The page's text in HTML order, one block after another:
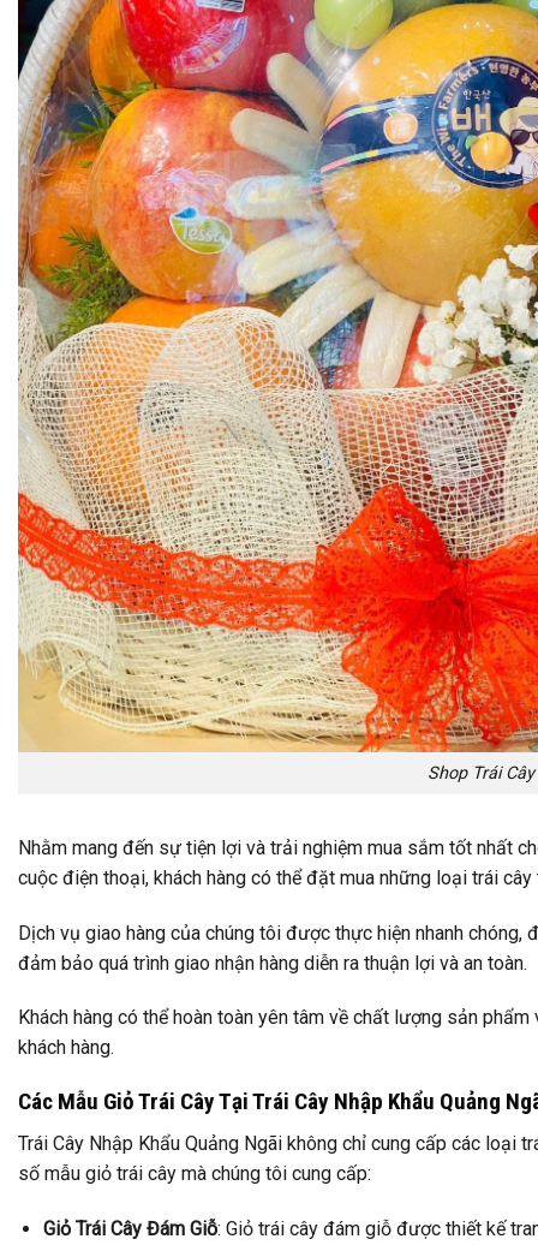
Shop Trái
Nhằm mang đến sự tiện lợi và trải nghiệm mua sắm tốt nhất
cuộc điện thoại, khách hàng có thể đặt mua những loại trái
Dịch vụ giao hàng của chúng tôi được thực hiện nhanh
đảm bảo quá trình giao nhận hàng diễn ra thuận lợi và an toàn.
Khách hàng có thể hoàn toàn yên tâm về chất lượng sản
khách hàng.
Các Mẫu Giỏ Trái Cây Tại Trái Cây Nhập Khẩu Quảng
Trái Cây Nhập Khẩu Quảng Ngãi không chỉ cung cấp các loại
số mẫu giỏ trái cây mà chúng tôi cung cấp:
Giỏ Trái Cây Đám Giỗ: Giỏ trái cây đám giỗ được thiết kế